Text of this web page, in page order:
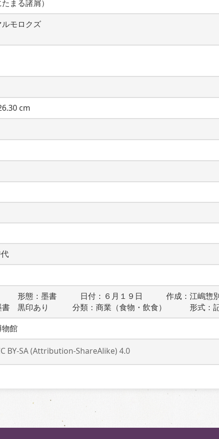
まる諸屑）
モロクズ
cm
　形態：墨書　　　日付：６月１９日　　　作成：江嶋惣
　黒印あり　　　分類：商業（食物・飲食）　　　形式：
館
BY-SA (Attribution-ShareAlike) 4.0